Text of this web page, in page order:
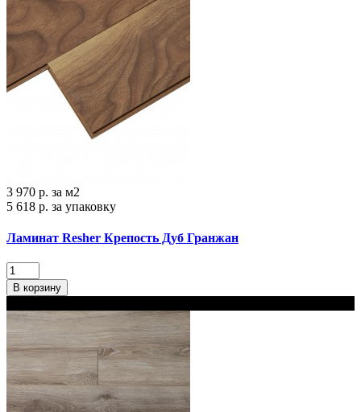
3 970 р. за м2
5 618 р. за упаковку
Ламинат Resher Крепость Дуб Гранжан
В корзину